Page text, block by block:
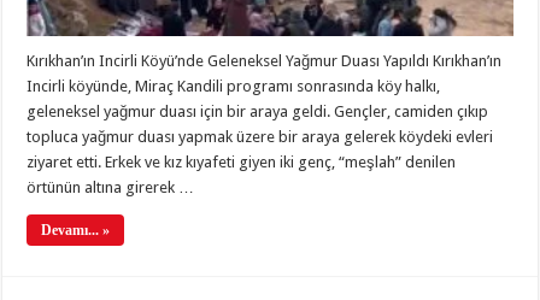
Kırıkhan’ın Incirli Köyü’nde Geleneksel Yağmur Duası Yapıldı Kırıkhan’ın
Incirli köyünde, Miraç Kandili programı sonrasında köy halkı,
geleneksel yağmur duası için bir araya geldi. Gençler, camiden çıkıp
topluca yağmur duası yapmak üzere bir araya gelerek köydeki evleri
ziyaret etti. Erkek ve kız kıyafeti giyen iki genç, “meşlah” denilen
örtünün altına girerek …
Devamı... »